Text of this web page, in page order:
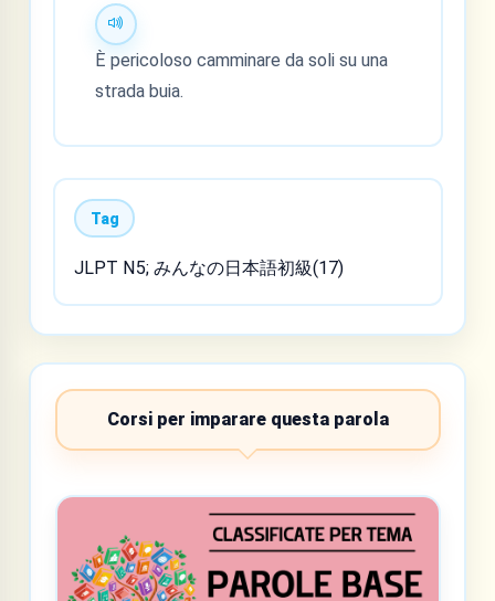
È pericoloso camminare da soli su una
strada buia.
Tag
JLPT N5; みんなの日本語初級(17)
Corsi per imparare questa parola